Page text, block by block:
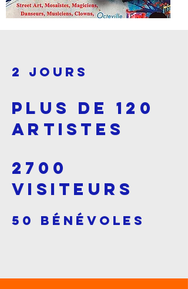
2 JOURS
PLUS DE 120
Artistes
2700
Visiteurs
50 BÉNÉVOLES